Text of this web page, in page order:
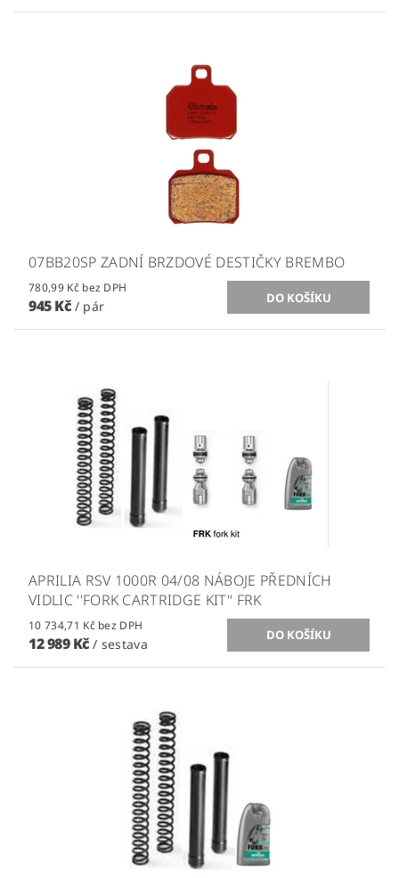
07BB20SP ZADNÍ BRZDOVÉ DESTIČKY BREMBO
780,99 Kč bez DPH
945 Kč / pár
APRILIA RSV 1000R 04/08 NÁBOJE PŘEDNÍCH
VIDLIC ''FORK CARTRIDGE KIT'' FRK
10 734,71 Kč bez DPH
12 989 Kč/ sestava